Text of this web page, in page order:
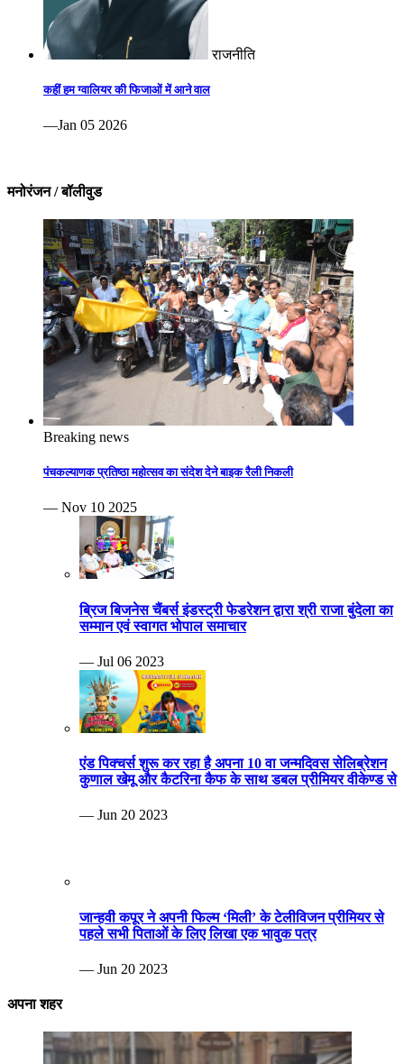
राजनीति
कहीं हम ग्वालियर की फिजाओं में आने वाल
—Jan 05 2026
मनोरंजन / बॉलीवुड
Breaking news
पंचकल्याणक प्रतिष्ठा महोत्सव का संदेश देने बाइक रैली निकली
— Nov 10 2025
ब्रिज बिजनेस चैंबर्स इंडस्ट्री फेडरेशन द्वारा श्री राजा बुंदेला का
सम्मान एवं स्वागत भोपाल समाचार
— Jul 06 2023
एंड पिक्चर्स शुरू कर रहा है अपना 10 वा जन्मदिवस सेलिब्रेशन
कुणाल खेमू और कैटरिना कैफ के साथ डबल प्रीमियर वीकेण्ड से
— Jun 20 2023
जान्हवी कपूर ने अपनी फिल्म ‘मिली’ के टेलीविजन प्रीमियर से
पहले सभी पिताओं के लिए लिखा एक भावुक पत्र
— Jun 20 2023
अपना शहर